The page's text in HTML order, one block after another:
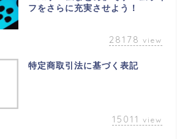
フをさらに充実させよう！
28178 view
特定商取引法に基づく表記
15011 view